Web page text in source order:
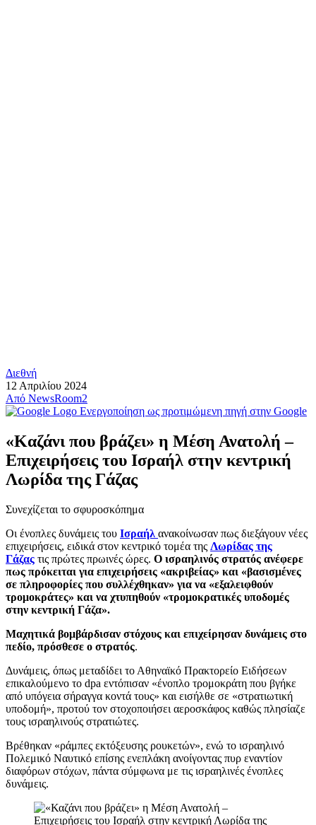
Διεθνή
12 Απριλίου 2024
Από NewsRoom2
Ενεργοποίηση ως προτιμώμενη πηγή στην Google
«Καζάνι που βράζει» η Μέση Ανατολή –
Επιχειρήσεις του Ισραήλ στην κεντρική
Λωρίδα της Γάζας
Συνεχίζεται το σφυροσκόπημα
Οι ένοπλες δυνάμεις του Ισραήλ ανακοίνωσαν πως διεξάγουν νέες
επιχειρήσεις, ειδικά στον κεντρικό τομέα της Λωρίδας της
Γάζας τις πρώτες πρωινές ώρες. Ο ισραηλινός στρατός ανέφερε
πως πρόκειται για επιχειρήσεις «ακριβείας» και «βασισμένες
σε πληροφορίες που συλλέχθηκαν» για να «εξαλειφθούν
τρομοκράτες» και να χτυπηθούν «τρομοκρατικές υποδομές
στην κεντρική Γάζα».
Μαχητικά βομβάρδισαν στόχους και επιχείρησαν δυνάμεις στο
πεδίο, πρόσθεσε ο στρατός.
Δυνάμεις, όπως μεταδίδει το Αθηναϊκό Πρακτορείο Ειδήσεων
επικαλούμενο το dpa εντόπισαν «ένοπλο τρομοκράτη που βγήκε
από υπόγεια σήραγγα κοντά τους» και εισήλθε σε «στρατιωτική
υποδομή», προτού τον στοχοποιήσει αεροσκάφος καθώς πλησίαζε
τους ισραηλινούς στρατιώτες.
Βρέθηκαν «ράμπες εκτόξευσης ρουκετών», ενώ το ισραηλινό
Πολεμικό Ναυτικό επίσης ενεπλάκη ανοίγοντας πυρ εναντίον
διαφόρων στόχων, πάντα σύμφωνα με τις ισραηλινές ένοπλες
δυνάμεις.